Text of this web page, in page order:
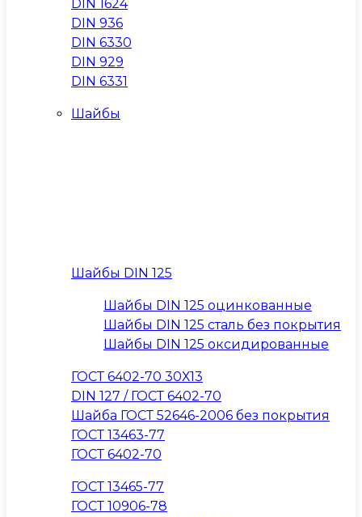
DIN 1624
DIN 936
DIN 6330
DIN 929
DIN 6331
Шайбы
Шайбы DIN 125
Шайбы DIN 125 оцинкованные
Шайбы DIN 125 сталь без покрытия
Шайбы DIN 125 оксидированные
ГОСТ 6402-70 30Х13
DIN 127 / ГОСТ 6402-70
Шайба ГОСТ 52646-2006 без покрытия
ГОСТ 13463-77
ГОСТ 6402-70
ГОСТ 13465-77
ГОСТ 10906-78